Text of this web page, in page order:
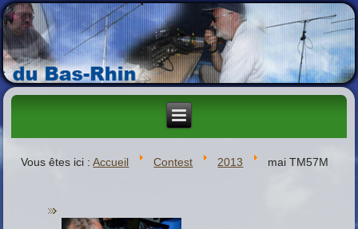
Vous êtes ici :Accueil Contest 2013 mai TM57M